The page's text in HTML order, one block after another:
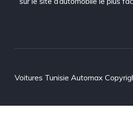
Voitures Tunisie Automax